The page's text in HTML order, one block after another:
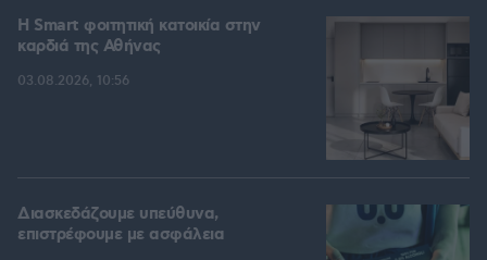
Η Smart φοιτητική κατοικία στην
καρδιά της Αθήνας
03.08.2026, 10:56
Διασκεδάζουμε υπεύθυνα,
επιστρέφουμε με ασφάλεια